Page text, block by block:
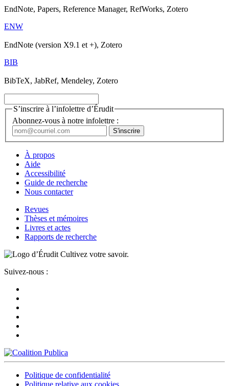
EndNote, Papers, Reference Manager, RefWorks, Zotero
ENW
EndNote (version X9.1 et +), Zotero
BIB
BibTeX, JabRef, Mendeley, Zotero
S’inscrire à l’infolettre d’Érudit
Abonnez-vous à notre infolettre :
À propos
Aide
Accessibilité
Guide de recherche
Nous contacter
Revues
Thèses et mémoires
Livres et actes
Rapports de recherche
Cultivez votre savoir.
Suivez-nous :
Politique de confidentialité